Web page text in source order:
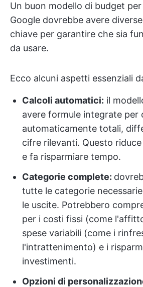
Un buon modello di budget
Google dovrebbe avere
chiave per garantire che sia
da usare.
Ecco alcuni aspetti essenziali
Calcoli automatici: il
avere formule integrate per
automaticamente totali,
cifre rilevanti. Questo
e fa risparmiare tempo.
Categorie complete:
tutte le categorie
le uscite. Potrebbero
per i costi fissi (come
spese variabili (come i
l'intrattenimento) e i
investimenti.
Opzioni di